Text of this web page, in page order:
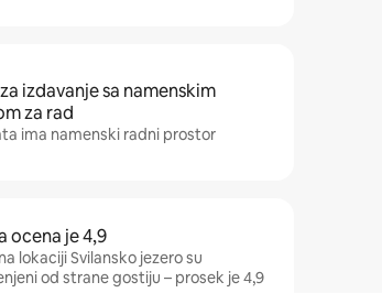
izdavanje sa namenskim
za rad
ima namenski radni prostor
ocena je 4,9
lokaciji Svilansko jezero su
od strane gostiju – prosek je 4,9